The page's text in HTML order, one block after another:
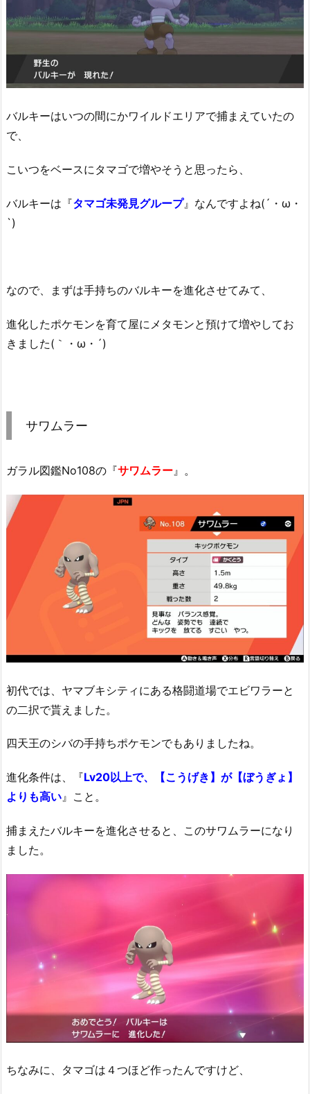
バルキーはいつの間にかワイルドエリアで捕まえていたの
で、
こいつをベースにタマゴで増やそうと思ったら、
バルキーは『タマゴ未発見グループ』なんですよね(´・ω・
`)
なので、まずは手持ちのバルキーを進化させてみて、
進化したポケモンを育て屋にメタモンと預けて増やしてお
きました(｀・ω・´)
サワムラー
ガラル図鑑No108の『サワムラー 』。
初代では、ヤマブキシティにある格闘道場でエビワラーと
の二択で貰えました。
四天王のシバの手持ちポケモンでもありましたね。
進化条件は、『Lv20以上で、【こうげき】が【ぼうぎょ】
よりも高い』こと。
捕まえたバルキーを進化させると、このサワムラーになり
ました。
ちなみに、タマゴは４つほど作ったんですけど、